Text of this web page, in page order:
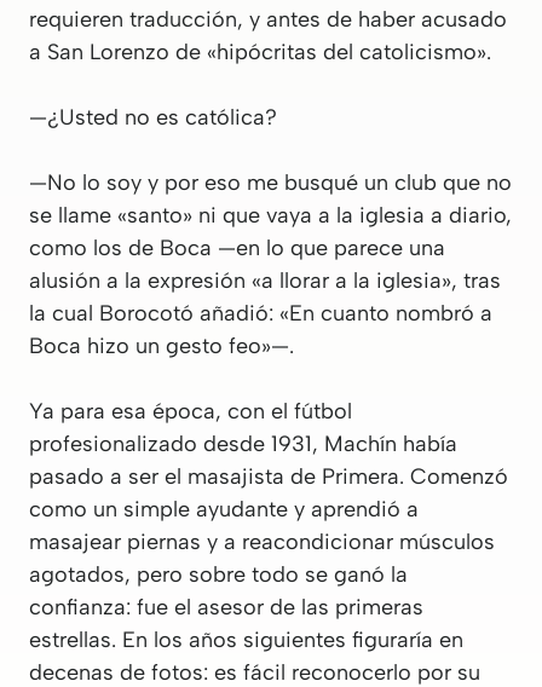
requieren traducción, y antes de haber acusado
a San Lorenzo de «hipócritas del catolicismo».
—¿Usted no es católica?
—No lo soy y por eso me busqué un club que no
se llame «santo» ni que vaya a la iglesia a diario,
como los de Boca —en lo que parece una
alusión a la expresión «a llorar a la iglesia», tras
la cual Borocotó añadió: «En cuanto nombró a
Boca hizo un gesto feo»—.
Ya para esa época, con el fútbol
profesionalizado desde 1931, Machín había
pasado a ser el masajista de Primera. Comenzó
como un simple ayudante y aprendió a
masajear piernas y a reacondicionar músculos
agotados, pero sobre todo se ganó la
confianza: fue el asesor de las primeras
estrellas. En los años siguientes figuraría en
decenas de fotos: es fácil reconocerlo por su